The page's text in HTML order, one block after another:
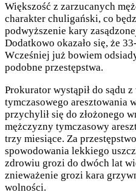
Większość z zarzucanych
charakter chuligański, co
podwyższenie kary
Dodatkowo okazało się, że
Wcześniej już bowiem
podobne przestępstwa.
Prokurator wystąpił do sądu
tymczasowego aresztowania
przychylił się do złożonego
mężczyzny tymczasowy
trzy miesiące. Za
spowodowania lekkiego
zdrowiu grozi do dwóch lat
znieważenie grozi kara
wolności.